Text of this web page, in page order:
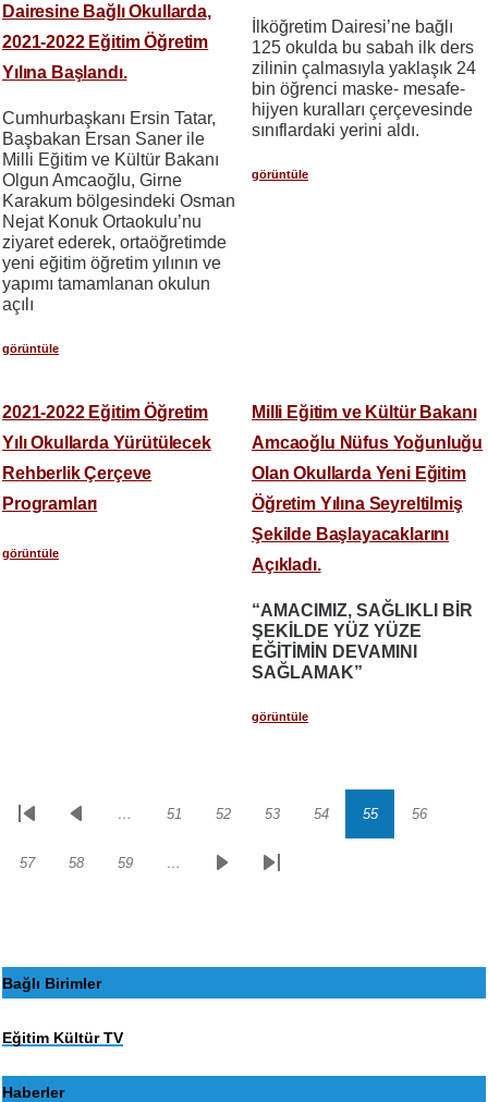
Dairesine Bağlı Okullarda,
2021-2022 Eğitim Öğretim
Yılına Başlandı.
Cumhurbaşkanı Ersin Tatar,
Başbakan Ersan Saner ile
Milli Eğitim ve Kültür Bakanı
Olgun Amcaoğlu, Girne
Karakum bölgesindeki Osman
Nejat Konuk Ortaokulu’nu
ziyaret ederek, ortaöğretimde
yeni eğitim öğretim yılının ve
yapımı tamamlanan okulun
açılı
görüntüle
İlköğretim Dairesi’ne bağlı
125 okulda bu sabah ilk ders
zilinin çalmasıyla yaklaşık 24
bin öğrenci maske- mesafe-
hijyen kuralları çerçevesinde
sınıflardaki yerini aldı.
görüntüle
2021-2022 Eğitim Öğretim
Yılı Okullarda Yürütülecek
Rehberlik Çerçeve
Programları
görüntüle
Milli Eğitim ve Kültür Bakanı
Amcaoğlu Nüfus Yoğunluğu
Olan Okullarda Yeni Eğitim
Öğretim Yılına Seyreltilmiş
Şekilde Başlayacaklarını
Açıkladı.
“AMACIMIZ, SAĞLIKLI BİR
ŞEKİLDE YÜZ YÜZE
EĞİTİMİN DEVAMINI
SAĞLAMAK”
görüntüle
Sayfalama
İlk
Önceki… Sayfa
51 Sayfa
52 Sayfa
53 Sayfa
54 Sayfa
55 Sayfa
56
Sayfa
57 Sayfa
58 Sayfa
59 …
SonrakiSon
Bağlı Birimler
Eğitim Kültür TV
Haberler